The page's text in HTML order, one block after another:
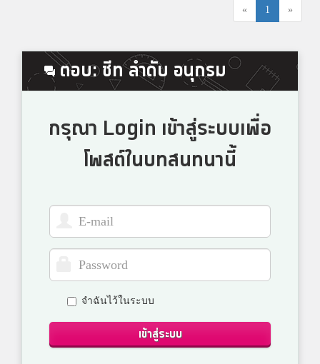
« 1 »
ตอบ: ชีท ลำดับ อนุกรม
กรุณา Login เข้าสู่ระบบเพื่อ
โพสต์ในบทสนทนานี้
จำฉันไว้ในระบบ
เข้าสู่ระบบ